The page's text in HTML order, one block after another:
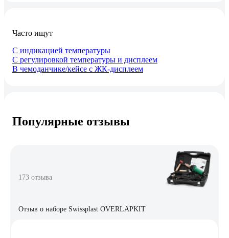
Часто ищут
С индикацией температуры
С регулировкой температуры и дисплеем
В чемоданчике/кейсе с ЖК-дисплеем
Популярные отзывы
173 отзыва
Отзыв о наборе Swissplast OVERLAPKIT